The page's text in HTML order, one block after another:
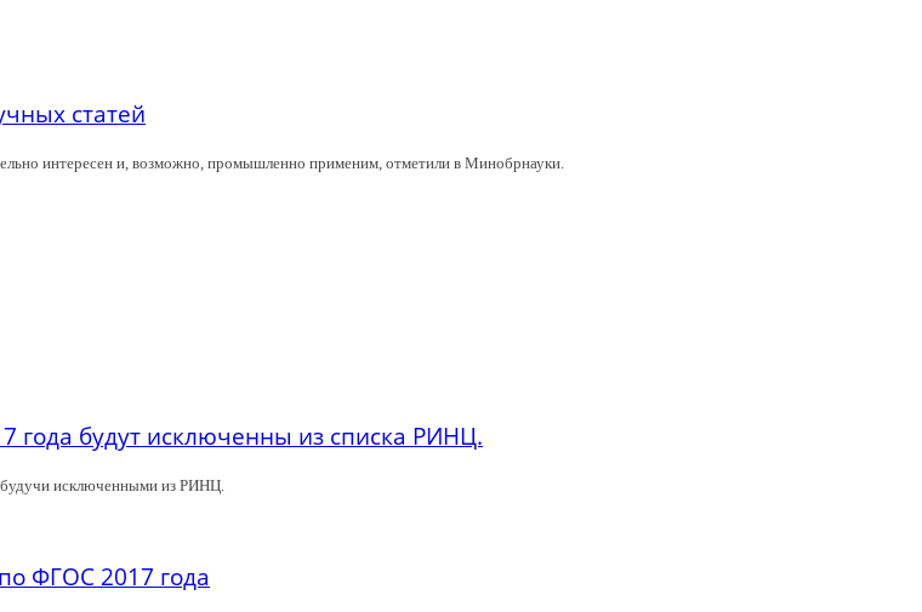
статей
интересен и, возможно, промышленно применим, отметили в Минобрнауки.
года будут исключенны из списка РИНЦ.
будучи исключенными из РИНЦ.
ФГОС 2017 года